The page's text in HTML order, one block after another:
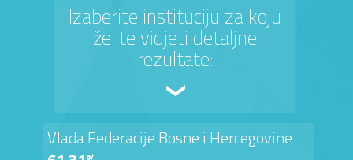
Izaberite instituciju za koju
želite vidjeti detaljne
rezultate:
Vlada Federacije Bosne i Hercegovine